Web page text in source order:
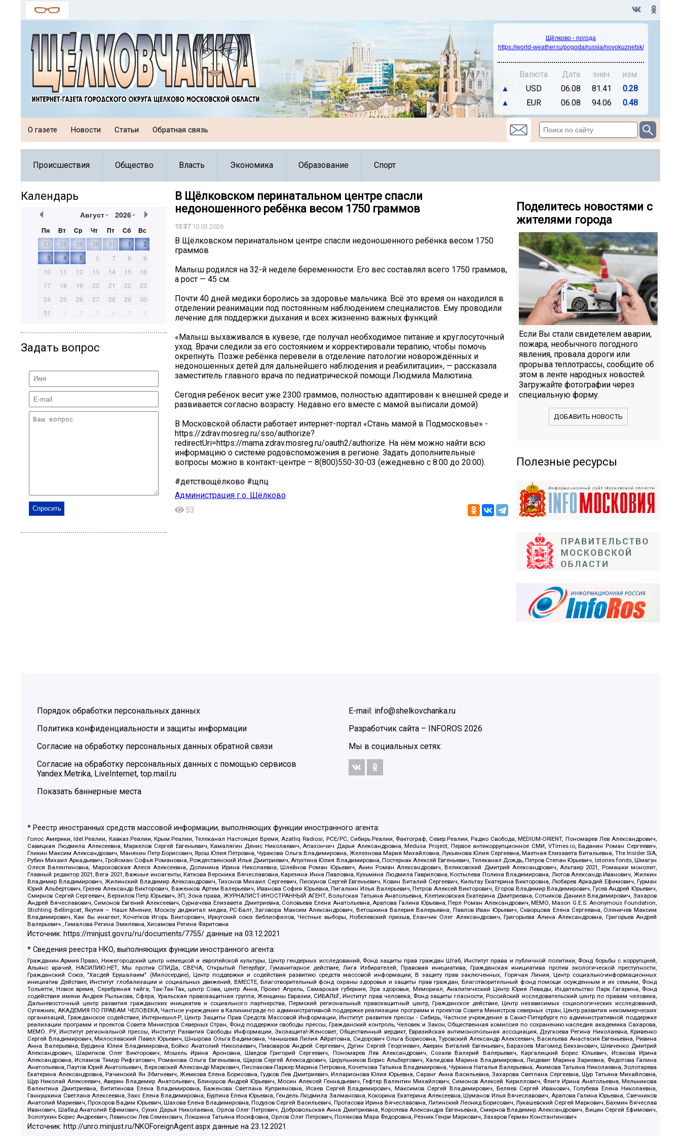
Щёлково - погода
https://world-weather.ru/pogoda/russia/novokuznetsk/
Валюта Дата знач.
изм.
▲
USD 06.08 81.41
0.28
▲
EUR 06.08 94.06 0.48
О газете Новости Статьи Обратная связь
Происшествия Общество Власть Экономика Образование Спорт
Календарь
Август 2026
Пн Вт Ср Чт Пт Сб
Вс
27
28 29 30 31 1
2
3
4 5 6 7 8
9
10
11 12 13 14 15
16
17
18 19 20 21 22
23
24
25 26 27 28 29
30
31
1 2 3 4 5 6
Задать вопрос
В Щёлковском перинатальном центре спасли
недоношенного ребёнка весом 1750 граммов
13:3710.03.2026
В Щёлковском перинатальном центре спасли недоношенного ребёнка весом 1750
граммов
Малыш родился на 32-й неделе беременности. Его вес составлял всего 1750 граммов,
а рост — 45 см.
Почти 40 дней медики боролись за здоровье мальчика. Всё это время он находился в
отделении реанимации под постоянным наблюдением специалистов. Ему проводили
лечение для поддержки дыхания и всех жизненно важных функций.
«Малыш выхаживался в кувезе, где получал необходимое питание и круглосуточный
уход. Врачи следили за его состоянием и корректировали терапию, чтобы помочь
окрепнуть. Позже ребёнка перевели в отделение патологии новорождённых и
недоношенных детей для дальнейшего наблюдения и реабилитации», — рассказала
заместитель главного врача по педиатрической помощи Людмила Малютина.
Сегодня ребёнок весит уже 2300 граммов, полностью адаптирован к внешней среде и
развивается согласно возрасту. Недавно его вместе с мамой выписали домой)
В Московской области работает интернет-портал «Стань мамой в Подмосковье» -
https://zdrav.mosreg.ru/sso/authorize?
redirectUri=https://mama.zdrav.mosreg.ru/oauth2/authorize. На нём можно найти всю
информацию о системе родовспоможения в регионе. Задать дополнительные
вопросы можно в контакт-центре – 8(800)550-30-03 (ежедневно с 8:00 до 20:00).
#детствощёлково #щпц
Администрация г.о. Щёлково
53
Поделитесь новостями с
жителями города
Если Вы стали свидетелем аварии,
пожара, необычного погодного
явления, провала дороги или
прорыва теплотрассы, сообщите об
этом в ленте народных новостей.
Загружайте фотографии через
специальную форму.
ДОБАВИТЬ НОВОСТЬ
Полезные ресурсы
Порядок обработки персональных данных
Политика конфиденциальности и защиты информации
Согласие на обработку персональных данных обратной связи
Согласие на обработку персональных данных с помощью сервисов
Yandex.Metrika, LiveInternet, top.mail.ru
Показать баннерные места
E-mail: info@shelkovchanka.ru
Разработчик сайта –
INFOROS 2026
Мы в социальных сетях:
* Реестр иностранных средств массовой информации, выполняющих функции иностранного агента:
Голос Америки, Idel.Реалии, Кавказ.Реалии, Крым.Реалии, Телеканал Настоящее Время, Azatliq Radiosi, PCE/PC, Сибирь.Реалии, Фактограф, Север.Реалии, Радио Свобода, MEDIUM-ORIENT, Пономарев Лев Александрович,
Савицкая Людмила Алексеевна, Маркелов Сергей Евгеньевич, Камалягин Денис Николаевич, Апахончич Дарья Александровна, Medusa Project, Первое антикоррупционное СМИ, VTimes.io, Баданин Роман Сергеевич,
Гликин Максим Александрович, Маняхин Петр Борисович, Ярош Юлия Петровна, Чуракова Ольга Владимировна, Железнова Мария Михайловна, Лукьянова Юлия Сергеевна, Маетная Елизавета Витальевна, The Insider SIA,
Рубин Михаил Аркадьевич, Гройсман Софья Романовна, Рождественский Илья Дмитриевич, Апухтина Юлия Владимировна, Постернак Алексей Евгеньевич, Телеканал Дождь, Петров Степан Юрьевич, Istories fonds, Шмагун
Олеся Валентиновна, Мароховская Алеся Алексеевна, Долинина Ирина Николаевна, Шлейнов Роман Юрьевич, Анин Роман Александрович, Великовский Дмитрий Александрович, Альтаир 2021, Ромашки монолит,
Главный редактор 2021, Вега 2021, Важные иноагенты, Каткова Вероника Вячеславовна, Карезина Инна Павловна, Кузьмина Людмила Гавриловна, Костылева Полина Владимировна, Лютов Александр Иванович, Жилкин
Владимир Владимирович, Жилинский Владимир Александрович, Тихонов Михаил Сергеевич, Пискунов Сергей Евгеньевич, Ковин Виталий Сергеевич, Кильтау Екатерина Викторовна, Любарев Аркадий Ефимович, Гурман
Юрий Альбертович, Грезев Александр Викторович, Важенков Артем Валерьевич, Иванова София Юрьевна, Пигалкин Илья Валерьевич, Петров Алексей Викторович, Егоров Владимир Владимирович, Гусев Андрей Юрьевич,
Смирнов Сергей Сергеевич, Верзилов Петр Юрьевич, ЗП, Зона права, ЖУРНАЛИСТ-ИНОСТРАННЫЙ АГЕНТ, Вольтская Татьяна Анатольевна, Клепиковская Екатерина Дмитриевна, Сотников Даниил Владимирович, Захаров
Андрей Вячеславович, Симонов Евгений Алексеевич, Сурначева Елизавета Дмитриевна, Соловьева Елена Анатольевна, Арапова Галина Юрьевна, Перл Роман Александрович, МЕМО, Mason G.E.S. Anonymous Foundation,
Stichting Bellingcat, Якутия – Наше Мнение, Москоу диджитал медиа, РС-Балт, Заговора Максим Александрович, Ветошкина Валерия Валерьевна, Павлов Иван Юрьевич, Скворцова Елена Сергеевна, Оленичев Максим
Владимирович, Как бы инагент, Кочетков Игорь Викторович, Иркутский союз библиофилов, Честные выборы, Нобелевский призыв, Еланчик Олег Александрович, Григорьева Алина Александровна, Григорьев Андрей
Валерьевич , Гималова Регина Эмилевна, Хисамова Регина Фаритовна
Источник: https://minjust.gov.ru/ru/documents/7755/ данные на03.12.2021
* Сведения реестра НКО, выполняющих функции иностранного агента:
Гражданин.Армия.Право, Нижегородский центр немецкой и европейской культуры, Центр гендерных исследований, Фонд защиты прав граждан Штаб, Институт права и публичной политики, Фонд борьбы с коррупцией,
Альянс врачей, НАСИЛИЮ.НЕТ, Мы против СПИДа, СВЕЧА, Открытый Петербург, Гуманитарное действие, Лига Избирателей, Правовая инициатива, Гражданская инициатива против экологической преступности,
Гражданский Союз, "Хасдей Ерушалаим" (Милосердие), Центр поддержки и содействия развитию средств массовой информации, В защиту прав заключенных, Горячая Линия, Центр социально-информационных
инициатив Действие, Институт глобализации и социальных движений, ВМЕСТЕ, Благотворительный фонд охраны здоровья и защиты прав граждан, Благотворительный фонд помощи осужденным и их семьям, Фонд
Тольятти, Новое время, Серебряная тайга, Так-Так-Так, центр Сова, центр Анна, Проект Апрель, Самарская губерния, Эра здоровья, Мемориал, Аналитический Центр Юрия Левады, Издательство Парк Гагарина, Фонд
содействия имени Андрея Рылькова, Сфера, Уральская правозащитная группа, Женщины Евразии, СИБАЛЬТ, Институт прав человека, Фонд защиты гласности, Российский исследовательский центр по правам человека,
Дальневосточный центр развития гражданских инициатив и социального партнерства, Пермский региональный правозащитный центр, Гражданское действие, Центр независимых социологических исследований,
Сутяжник, АКАДЕМИЯ ПО ПРАВАМ ЧЕЛОВЕКА, Частное учреждение в Калининграде по административной поддержке реализации программ и проектов Совета Министров северных стран, Центр развития некоммерческих
организаций, Гражданское содействие, Интернешнл-Р, Центр Защиты Прав Средств Массовой Информации, Институт развития прессы - Сибирь, Частное учреждение в Санкт-Петербурге по административной поддержке
реализации программ и проектов Совета Министров Северных Стран, Фонд поддержки свободы прессы, Гражданский контроль, Человек и Закон, Общественная комиссия по сохранению наследия академика Сахарова,
МЕМО. РУ, Институт региональной прессы, Институт Развития Свободы Информации, Экозащита!-Женсовет, Общественный вердикт, Евразийская антимонопольная ассоциация, Дзугкоева Регина Николаевна, Кривенко
Сергей Владимирович, Милославский Павел Юрьевич, Шнырова Ольга Вадимовна, Чанышева Лилия Айратовна, Сидорович Ольга Борисовна, Туровский Александр Алексеевич, Васильева Анастасия Евгеньевна, Ривина
Анна Валерьевна, Бурдина Юлия Владимировна, Бойко Анатолий Николаевич, Пивоваров Андрей Сергеевич, Дугин Сергей Георгиевич, Аверин Виталий Евгеньевич, Барахоев Магомед Бекханович, Шевченко Дмитрий
Александрович, Шарипков Олег Викторович, Мошель Ирина Ароновна, Шведов Григорий Сергеевич, Пономарев Лев Александрович, Созаев Валерий Валерьевич, Каргалицкий Борис Юльевич, Исакова Ирина
Александровна, Исламов Тимур Рифгатович, Романова Ольга Евгеньевна, Щаров Сергей Алексадрович, Цирульников Борис Альбертович, Халидова Марина Владимировна, Людевиг Марина Зариевна, Федотова Галина
Анатольевна, Паутов Юрий Анатольевич, Верховский Александр Маркович, Пислакова-Паркер Марина Петровна, Кочеткова Татьяна Владимировна, Чуркина Наталья Валерьевна, Акимова Татьяна Николаевна, Золотарева
Екатерина Александровна, Рачинский Ян Збигневич, Жемкова Елена Борисовна, Гудков Лев Дмитриевич, Илларионова Юлия Юрьевна, Саранг Анна Васильевна, Захарова Светлана Сергеевна, Щур Татьяна Михайловна,
Щур Николай Алексеевич, Аверин Владимир Анатольевич, Блинушов Андрей Юрьевич, Мосин Алексей Геннадьевич, Гефтер Валентин Михайлович, Симонов Алексей Кириллович, Флиге Ирина Анатольевна, Мельникова
Валентина Дмитриевна, Вититинова Елена Владимировна, Баженова Светлана Куприяновна, Исаев Сергей Владимирович, Максимов Сергей Владимирович, Беляев Сергей Иванович, Голубева Елена Николаевна,
Ганнушкина Светлана Алексеевна, Закс Елена Владимировна, Буртина Елена Юрьевна, Гендель Людмила Залмановна, Кокорина Екатерина Алексеевна, Шуманов Илья Вячеславович, Арапова Галина Юрьевна, Свечников
Анатолий Мариевич, Прохоров Вадим Юрьевич, Шахова Елена Владимировна, Подузов Сергей Васильевич, Протасова Ирина Вячеславовна, Литинский Леонид Борисович, Лукашевский Сергей Маркович, Бахмин Вячеслав
Иванович, Шабад Анатолий Ефимович, Сухих Дарья Николаевна, Орлов Олег Петрович, Добровольская Анна Дмитриевна, Королева Александра Евгеньевна, Смирнов Владимир Александрович, Вицин Сергей Ефимович,
Золотухин Борис Андреевич, Левинсон Лев Семенович, Локшина Татьяна Иосифовна, Орлов Олег Петрович, Полякова Мара Федоровна, Резник Генри Маркович, Захаров Герман Константинович
Источник: http://unro.minjust.ru/NKOForeignAgent.aspx данные на23.12.2021